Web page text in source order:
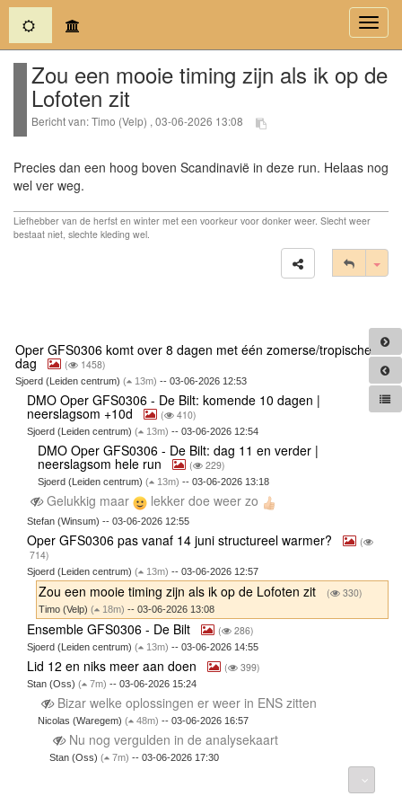
(current)
Zou een mooie timing zijn als ik op de
Lofoten zit
Bericht van: Timo (Velp) , 03-06-2026 13:08
Precies dan een hoog boven Scandinavië in deze run. Helaas nog
wel ver weg.
Liefhebber van de herfst en winter met een voorkeur voor donker weer. Slecht weer
bestaat niet, slechte kleding wel.
Oper GFS0306 komt over 8 dagen met één zomerse/tropische
dag ( 1458)
Sjoerd (Leiden centrum) ( 13m) -- 03-06-2026 12:53
DMO Oper GFS0306 - De Bilt: komende 10 dagen |
neerslagsom +10d ( 410)
Sjoerd (Leiden centrum) ( 13m) -- 03-06-2026 12:54
DMO Oper GFS0306 - De Bilt: dag 11 en verder |
neerslagsom hele run ( 229)
Sjoerd (Leiden centrum)( 13m) -- 03-06-2026 13:18
Gelukkig maar lekker doe weer zo
Stefan (Winsum) -- 03-06-2026 12:55
Oper GFS0306 pas vanaf 14 juni structureel warmer?
(
714)
Sjoerd (Leiden centrum) ( 13m) -- 03-06-2026 12:57
Zou een mooie timing zijn als ik op de Lofoten zit ( 330)
Timo (Velp)( 18m) -- 03-06-2026 13:08
Ensemble GFS0306 - De Bilt ( 286)
Sjoerd (Leiden centrum) ( 13m) -- 03-06-2026 14:55
Lid 12 en niks meer aan doen ( 399)
Stan (Oss) ( 7m) -- 03-06-2026 15:24
Bizar welke oplossingen er weer in ENS zitten
Nicolas (Waregem)( 48m) -- 03-06-2026 16:57
Nu nog vergulden in de analysekaart
Stan (Oss) ( 7m) -- 03-06-2026 17:30